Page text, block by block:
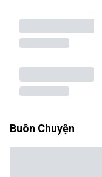
Buôn Chuyện